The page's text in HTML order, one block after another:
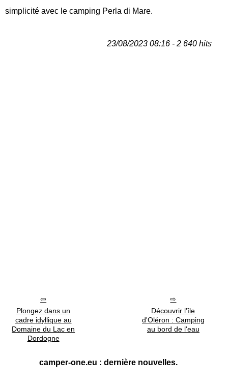
simplicité avec le camping Perla di Mare.
23/08/2023 08:16 - 2 640 hits
Plongez dans un
cadre idyllique au
Domaine du Lac en
Dordogne
Découvrir l'île
d'Oléron : Camping
au bord de l'eau
camper-one.eu : dernière nouvelles.